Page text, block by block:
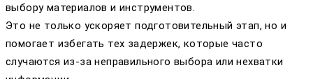
выбору материалов и инструментов.
Это не только ускоряет подготовительный этап, но и
помогает избегать тех задержек, которые часто
случаются из-за неправильного выбора или нехватки